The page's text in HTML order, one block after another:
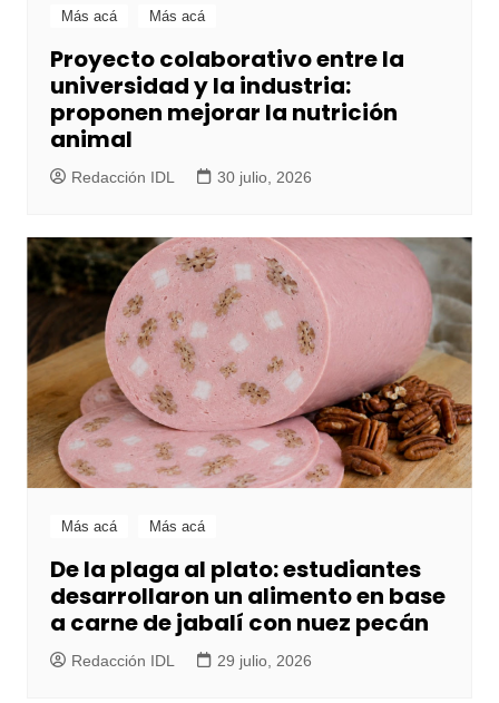
Más acá Más acá
Proyecto colaborativo entre la
universidad y la industria:
proponen mejorar la nutrición
animal
Redacción IDL 30 julio, 2026
Más acá Más acá
De la plaga al plato: estudiantes
desarrollaron un alimento en base
a carne de jabalí con nuez pecán
Redacción IDL 29 julio, 2026